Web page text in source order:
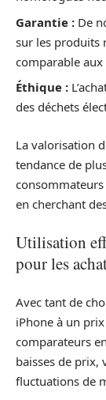
Garantie : De
sur les produits
comparable
Éthique :
des déchets
La valorisation
tendance de
en cherchant
Utilisation
pour les
Avec tant de
iPhone à un
comparateurs
baisses de prix,
fluctuations de